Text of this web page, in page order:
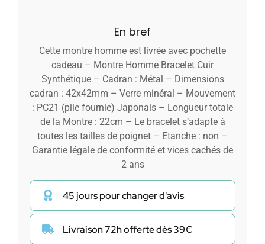
En bref
Cette montre homme est livrée avec pochette
cadeau – Montre Homme Bracelet Cuir
Synthétique – Cadran : Métal – Dimensions
cadran : 42x42mm – Verre minéral – Mouvement
: PC21 (pile fournie) Japonais – Longueur totale
de la Montre : 22cm – Le bracelet s’adapte à
toutes les tailles de poignet – Etanche : non –
Garantie légale de conformité et vices cachés de
2 ans
45 jours pour changer d'avis
Livraison 72h offerte dès 39€